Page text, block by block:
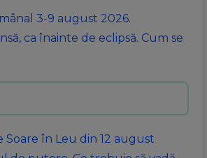
3-9 august 2026.
ca înainte de eclipsă. Cum se
Soare în Leu din 12 august